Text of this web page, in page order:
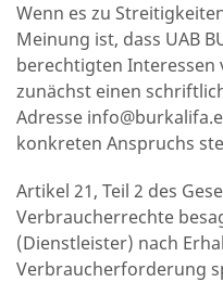
Wenn es zu
Meinung ist, dass UAB
berechtigten Interessen
zunächst einen
Adresse
konkreten Anspruchs
Artikel 21, Teil 2 des
Verbraucherrechte
(Dienstleister) nach
Verbraucherforderung